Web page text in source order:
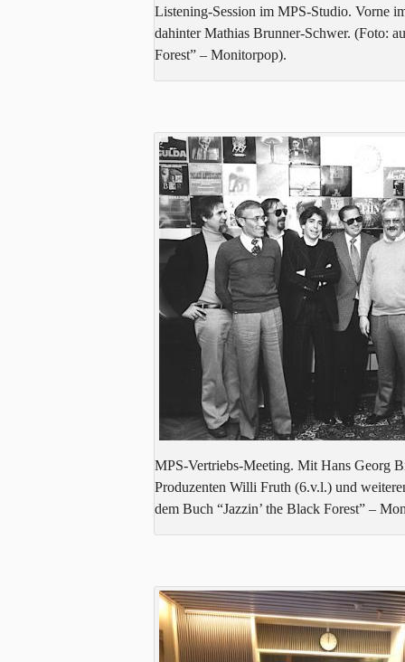
Listening-Session im MPS-Studio. Vorne
dahinter Mathias Brunner-Schwer. (Foto:
Forest” – Monitorpop).
MPS-Vertriebs-Meeting. Mit Hans Georg
Produzenten Willi Fruth (6.v.l.) und
dem Buch “Jazzin’ the Black Forest” –